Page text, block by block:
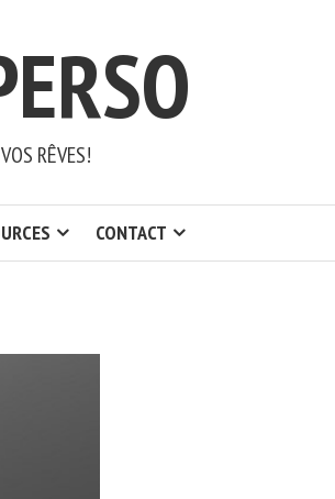
RÊVES!
CONTACT